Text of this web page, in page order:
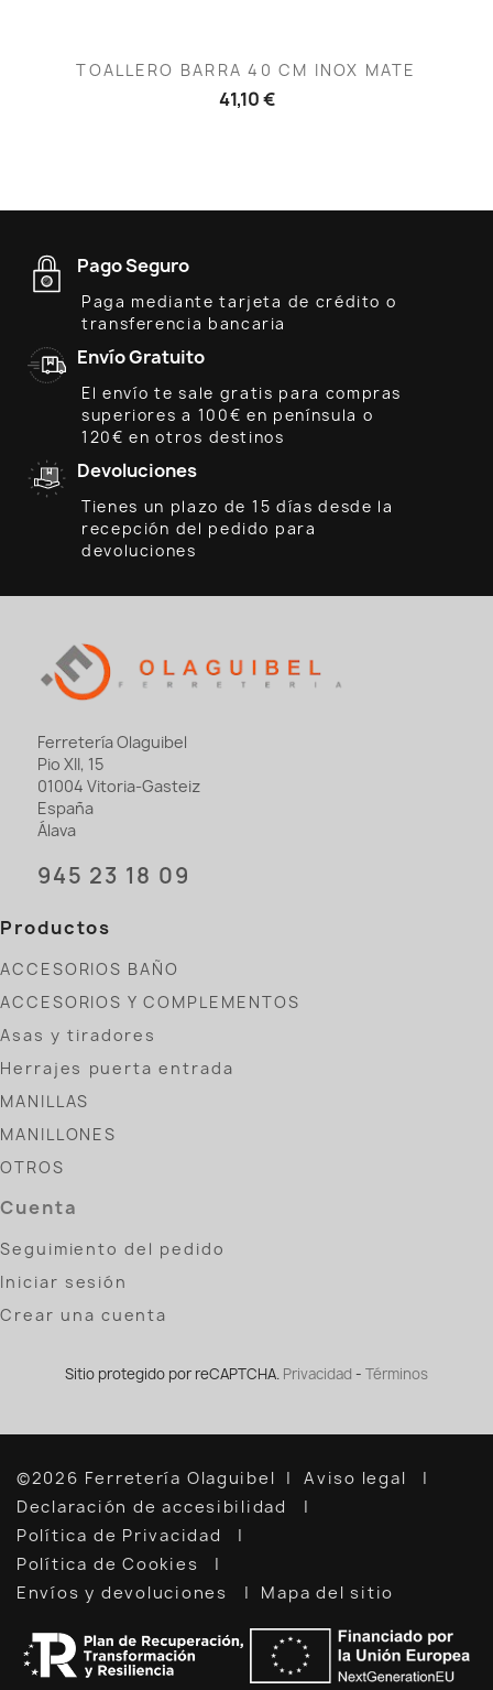
TOALLERO BARRA 40 CM INOX MATE
41,10 €
Pago Seguro
Paga mediante tarjeta de crédito o
transferencia bancaria
Envío Gratuito
El envío te sale gratis para compras
superiores a 100€ en península o
120€ en otros destinos
Devoluciones
Tienes un plazo de 15 días desde la
recepción del pedido para
devoluciones
Ferretería Olaguibel
Pio XII, 15
01004 Vitoria-Gasteiz
España
Álava
945 23 18 09
Productos
ACCESORIOS BAÑO
ACCESORIOS Y COMPLEMENTOS
Asas y tiradores
Herrajes puerta entrada
MANILLAS
MANILLONES
OTROS
Cuenta
Seguimiento del pedido
Iniciar sesión
Crear una cuenta
Sitio protegido por reCAPTCHA. Privacidad - Términos
©2026 Ferretería Olaguibel
Aviso legal
Declaración de accesibilidad
Política de Privacidad
Política de Cookies
Envíos y devoluciones
Mapa del sitio